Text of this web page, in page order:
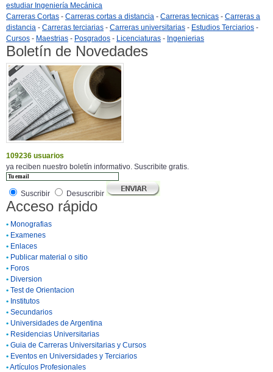
estudiar Ingeniería Mecánica
Carreras Cortas - Carreras cortas a distancia - Carreras tecnicas - Carreras a
distancia - Carreras terciarias - Carreras universitarias - Estudios Terciarios -
Cursos - Maestrias - Posgrados - Licenciaturas - Ingenierias
Boletín de Novedades
109236 usuarios
ya reciben nuestro boletín informativo. Suscribite gratis.
Suscribir Desuscribir
Acceso rápido
• Monografias
• Examenes
• Enlaces
• Publicar material o sitio
• Foros
• Diversion
• Test de Orientacion
• Institutos
• Secundarios
• Universidades de Argentina
• Residencias Universitarias
• Guia de Carreras Universitarias y Cursos
• Eventos en Universidades y Terciarios
•Artículos Profesionales